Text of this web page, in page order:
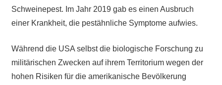
Schweinepest. Im Jahr 2019 gab es einen Ausbruch
einer Krankheit, die pestähnliche Symptome aufwies.
Während die USA selbst die biologische Forschung zu
militärischen Zwecken auf ihrem Territorium wegen der
hohen Risiken für die amerikanische Bevölkerung